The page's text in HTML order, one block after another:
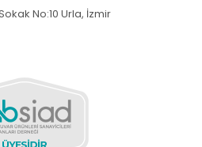
No:10 Urla, İzmir